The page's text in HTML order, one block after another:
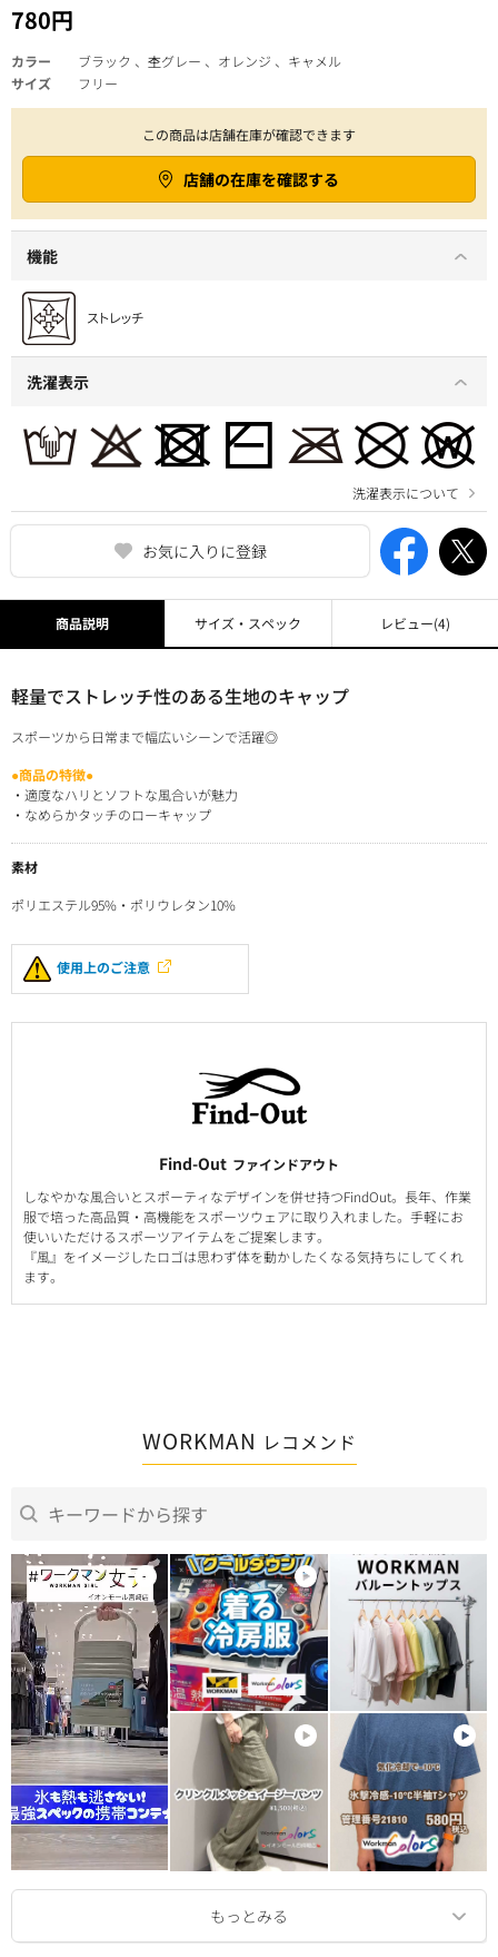
780円
お気に入りに登録
カラー
ブラック 、杢グレー 、オレンジ 、キャメル
サイズ
フリー
この商品は店舗在庫が確認できます
店舗の在庫を確認する
機能
洗濯表示
洗濯表示について
商品説明
軽量でストレッチ性のある生地のキャップ
スポーツから日常まで幅広いシーンで活躍◎
●商品の特徴●
・適度なハリとソフトな風合いが魅力
・なめらかタッチのローキャップ
素材
ポリエステル95%・ポリウレタン10%
使用上のご注意
Find-Out ファインドアウト
しなやかな風合いとスポーティなデザインを併せ持つFindOut。長年、作業
服で培った高品質・高機能をスポーツウェアに取り入れました。手軽にお
使いいただけるスポーツアイテムをご提案します。
『風』をイメージしたロゴは思わず体を動かしたくなる気持ちにしてくれ
ます。
サイズ・スペック レビュー(4)
WORKMAN レコメンド